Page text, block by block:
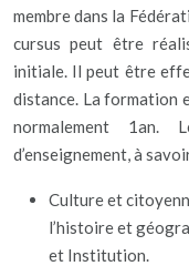
membre dans la
cursus peut être
initiale. Il peut être
distance. La formation
normalement 1an.
d’enseignement, à
Culture et
l’histoire et
et Institution.